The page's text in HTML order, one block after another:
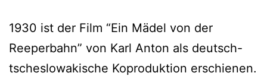
1930 ist der Film “Ein Mädel von der
Reeperbahn” von Karl Anton als deutsch-
tscheslowakische Koproduktion erschienen.